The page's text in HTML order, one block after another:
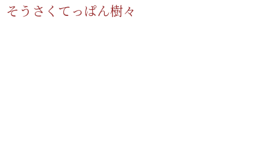
そうさくてっぱん樹々